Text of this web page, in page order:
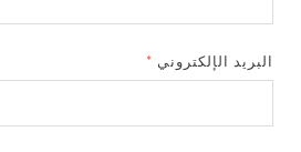
البريد الإلكتروني *